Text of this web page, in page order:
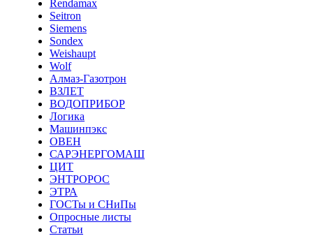
Rendamax
Seitron
Siemens
Sondex
Weishaupt
Wolf
Алмаз-Газотрон
ВЗЛЕТ
ВОДОПРИБОР
Логика
Машинпэкс
ОВЕН
САРЭНЕРГОМАШ
ЦИТ
ЭНТРОРОС
ЭТРА
ГОСТы и СНиПы
Опросные листы
Статьи